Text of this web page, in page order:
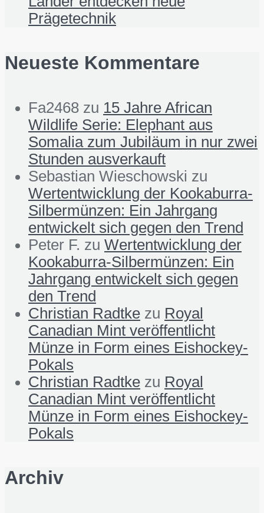
Prägetechnik
Neueste Kommentare
Fa2468 zu 15 Jahre African
Wildlife Serie: Elephant aus
Somalia zum Jubiläum in nur zwei
Stunden ausverkauft
Sebastian Wieschowski zu
Wertentwicklung der Kookaburra-
Silbermünzen: Ein Jahrgang
entwickelt sich gegen den Trend
Peter F. zu Wertentwicklung der
Kookaburra-Silbermünzen: Ein
Jahrgang entwickelt sich gegen
den Trend
Christian Radtke zu Royal
Canadian Mint veröffentlicht
Münze in Form eines Eishockey-
Pokals
Christian Radtke zu Royal
Canadian Mint veröffentlicht
Münze in Form eines Eishockey-
Pokals
Archiv